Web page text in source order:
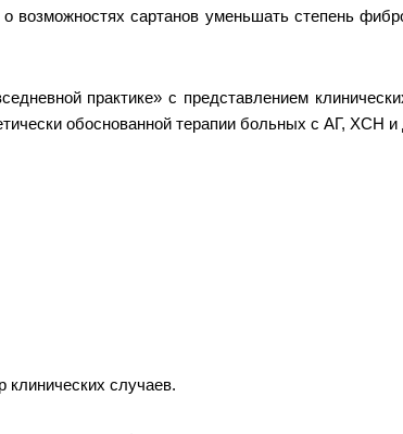
возможностях сартанов уменьшать степень
практике» с представлением
обоснованной терапии больных с АГ, ХСН
клинических случаев.